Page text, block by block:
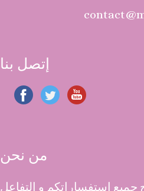
إتصل بنا
من نحن
استفساراتكم و التفاعل